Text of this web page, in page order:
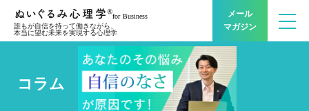
誰もが自信を持って働きながら、
本当に望む未来を実現する心理学
メール
マガジン
コラム